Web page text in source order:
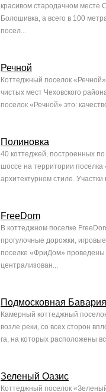
красивом стародачном месте
Болошивка, а всего в 100
посел...
Речной
Коттеджный поселок
чистых мест Чеховского
поселок «Речной» это:
Полиновка
40 коттеджей, построенных
шоссе на территории
архитектурном стиле.
FreeDom
В коттеджном поселке
прогулочные дорожки,
поселке «ФриДом» проведены
централизован...
Подмосковная Бавария
Камерный коттеджный
возле реки, со всех сторон
га, на которых расположены
Зеленый Оазис
Коттеджный поселок